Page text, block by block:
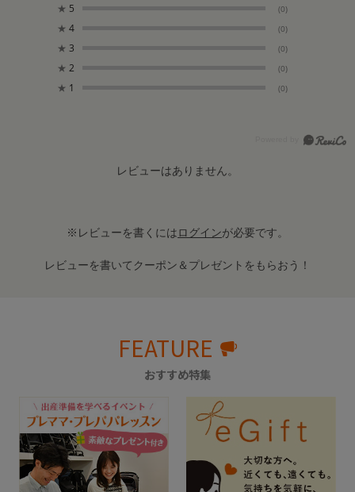
★ 5 (0)
★ 4 (0)
★ 3 (0)
★ 2 (0)
★ 1 (0)
レビューはありません。
※レビューを書くにはログインが必要です。
レビューを書いてクーポン＆プレゼントをもらおう！
FEATURE
おすすめ特集